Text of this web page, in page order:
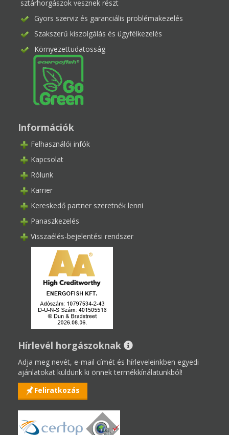
sztárhorgászok vesznek részt
Gyors szerviz és garanciális problémakezelés
Szakszerű kiszolgálás és ügyfélkezelés
Környezettudatosság
Információk
Felhasználói infók
Kapcsolat
Rólunk
Karrier
Kereskedő partner szeretnék lenni
Panaszkezelés
Visszaélés-bejelentési rendszer
Hírlevél horgászoknak
Adja meg nevét, e-mail címét és hírleveleinkben egyedi
ajánlatokat küldünk ki önnek termékkínálatunkból!
Feliratkozás